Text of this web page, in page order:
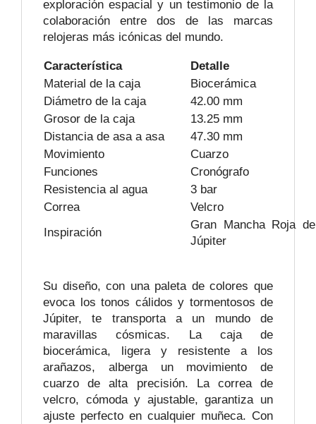
exploración espacial y un testimonio de la
colaboración entre dos de las marcas
relojeras más icónicas del mundo.
Característica
Detalle
Material de la caja
Biocerámica
Diámetro de la caja
42.00 mm
Grosor de la caja
13.25 mm
Distancia de asa a asa
47.30 mm
Movimiento
Cuarzo
Funciones
Cronógrafo
Resistencia al agua
3 bar
Correa
Velcro
Inspiración
Gran Mancha Roja de
Júpiter
Su diseño, con una paleta de colores que
evoca los tonos cálidos y tormentosos de
Júpiter, te transporta a un mundo de
maravillas cósmicas. La caja de
biocerámica, ligera y resistente a los
arañazos, alberga un movimiento de
cuarzo de alta precisión. La correa de
velcro, cómoda y ajustable, garantiza un
ajuste perfecto en cualquier muñeca. Con